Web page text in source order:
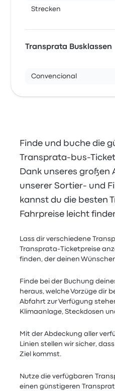
Strecken
Transprata Busklassen
Convencional
Finde und buche die
Transprata-bus-
Dank unseres großen
unserer Sortier- und
kannst du die besten
Fahrpreise leicht
Lass dir verschiedene
Transprata-Ticketpreise
finden, der deinen
Finde bei der Buchung
heraus, welche Vorzüge dir
Abfahrt zur Verfügung
Klimaanlage, Steckdosen
Mit der Abdeckung aller
Linien stellen wir sicher,
Ziel kommst.
Nutze die verfügbaren
einen günstigeren